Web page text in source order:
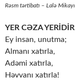
Rəsm tərtibatı – Lalə
YER CƏZA
Ey insan, unutma;
Almanı xatırla,
Adəmi xatırla,
Həvvanı xatırla!